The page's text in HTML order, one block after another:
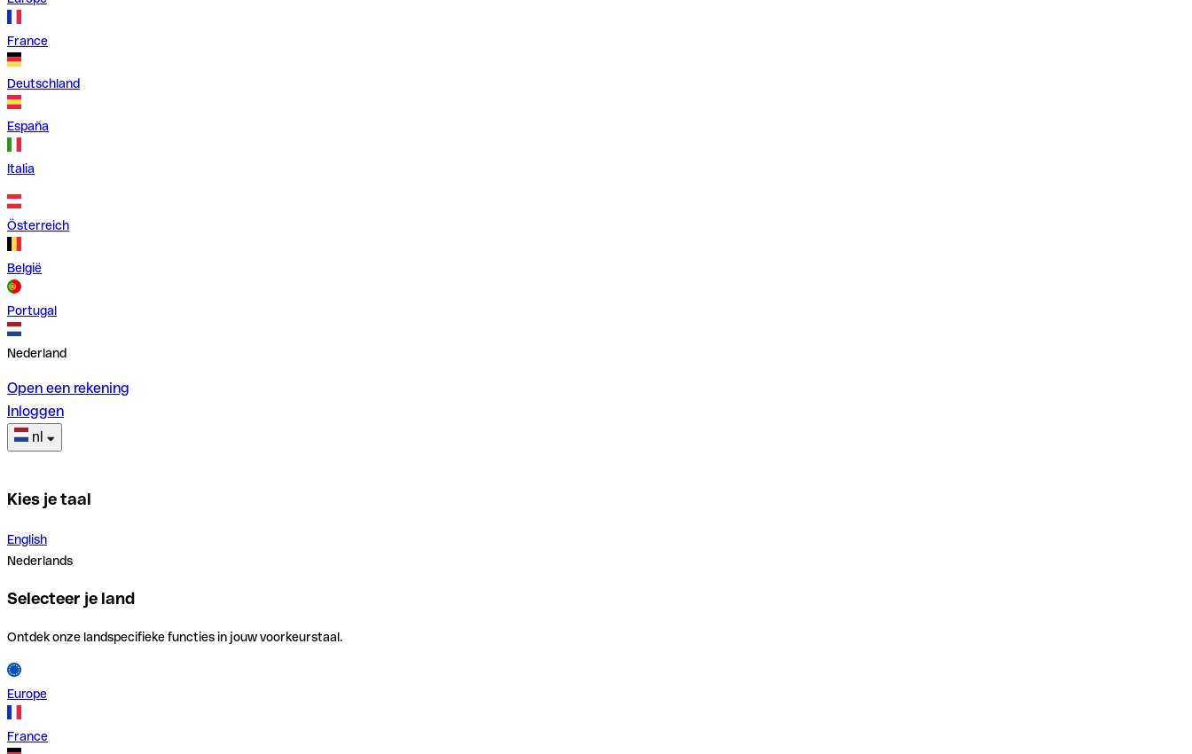
France
Deutschland
España
Italia
Österreich
België
Portugal
Nederland
Open een rekening
Inloggen
nl
Kies je taal
English
Nederlands
Selecteer je land
Ontdek onze landspecifieke functies in jouw voorkeurstaal.
Europe
France